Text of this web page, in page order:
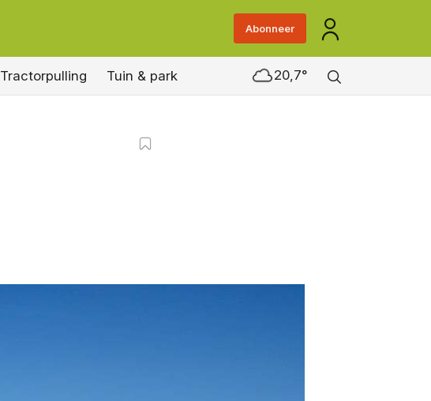
Abonneer
Tractorpulling Tuin & park 20,7°